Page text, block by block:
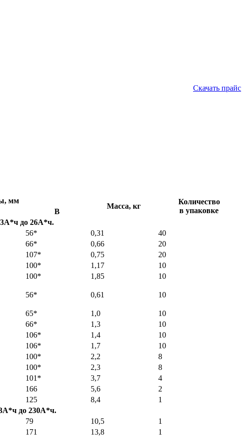
Скачать прайс
мм
Масса, кг
Количество
в упаковке
В
до 26А*ч.
56* 0,31
40
66* 0,66
20
107* 0,75
20
100* 1,17
10
100* 1,85 10
56* 0,61 10
65* 1,0
10
66* 1,3
10
106* 1,4
10
106* 1,7
10
100* 2,2
8
100* 2,3
8
101* 3,7
4
166 5,6
2
125 8,4
1
до 230А*ч.
79 10,5
1
171 13,8
1